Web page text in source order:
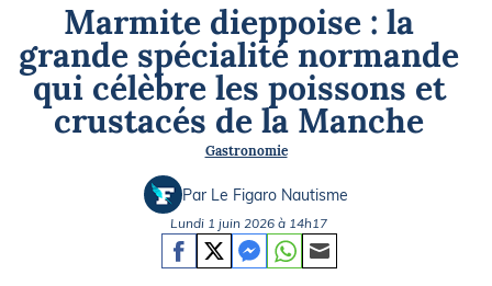
Marmite dieppoise : la
grande spécialité normande
qui célèbre les poissons et
crustacés de la Manche
Gastronomie
Par Le Figaro Nautisme
Lundi 1 juin 2026 à 14h17